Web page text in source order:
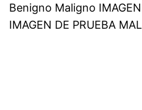
Benigno Maligno
IMAGEN DE PRUEBA